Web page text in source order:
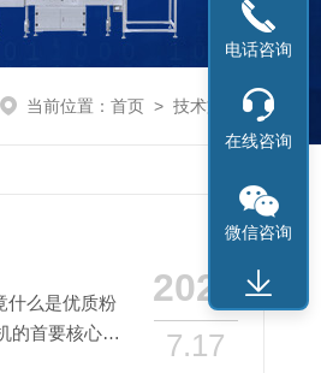
当前位置： 首页> 技术文章
什么是优质粉
的首要核心功
2026
7.17
电话咨询
在线咨询
微信咨询